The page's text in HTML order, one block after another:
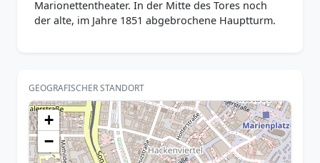
Marionettentheater. In der Mitte des Tores noch
der alte, im Jahre 1851 abgebrochene Hauptturm.
GEOGRAFISCHER STANDORT
+
−